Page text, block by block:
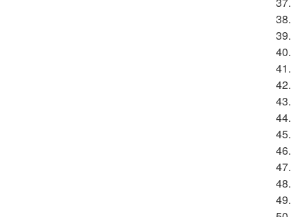
38.
39.
40.
41.
42.
43.
44.
45.
46.
47.
48.
49.